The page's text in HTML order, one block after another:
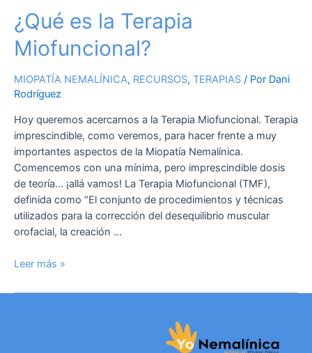
¿Qué es la Terapia
Miofuncional?
MIOPATÍA NEMALÍNICA, RECURSOS, TERAPIAS / Por Dani
Rodríguez
Hoy queremos acercarnos a la Terapia Miofuncional. Terapia
imprescindible, como veremos, para hacer frente a muy
importantes aspectos de la Miopatía Nemalínica.
Comencemos con una mínima, pero imprescindible dosis
de teoría… ¡allá vamos! La Terapia Miofuncional (TMF),
definida como “El conjunto de procedimientos y técnicas
utilizados para la corrección del desequilibrio muscular
orofacial, la creación …
Leer más »